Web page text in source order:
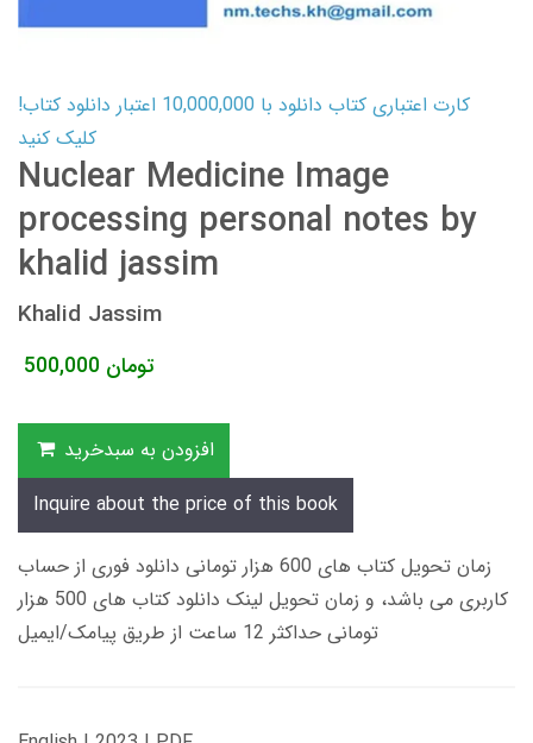
کارت اعتباری کتاب دانلود با 10,000,000 اعتبار دانلود کتاب!
کلیک کنید
Nuclear Medicine Image
processing personal notes by
khalid jassim
Khalid Jassim
500,000 تومان
افزودن به سبدخرید
Inquire about the price of this book
زمان تحویل کتاب های 600 هزار تومانی دانلود فوری از حساب
کاربری می باشد، و زمان تحویل لینک دانلود کتاب های 500 هزار
تومانی حداکثر 12 ساعت از طریق پیامک/ایمیل